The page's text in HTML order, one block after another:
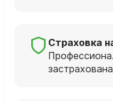
Страховка